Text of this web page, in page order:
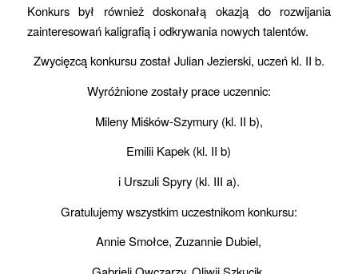
Konkurs był również doskonałą okazją do rozwijania
zainteresowań kaligrafią i odkrywania nowych talentów.
Zwycięzcą konkursu został Julian Jezierski, uczeń kl. II b.
Wyróżnione zostały prace uczennic:
Mileny Miśków-Szymury (kl. II b),
Emilii Kapek (kl. II b)
i Urszuli Spyry (kl. III a).
Gratulujemy wszystkim uczestnikom konkursu:
Annie Smołce, Zuzannie Dubiel,